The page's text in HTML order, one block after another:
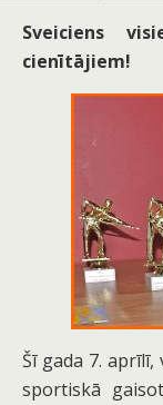
Sveiciens
cienītājiem!
Šī gada 7. aprīlī,
sportiskā